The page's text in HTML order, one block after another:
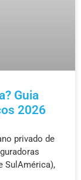
Guia
2026
privado de
SulAmérica),